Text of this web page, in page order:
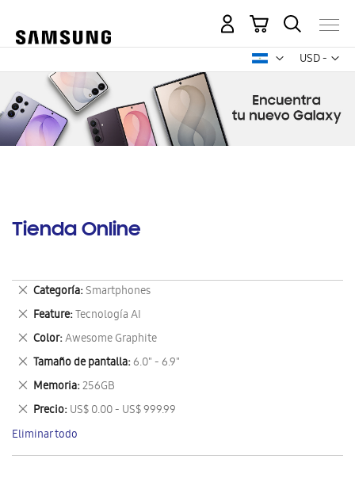
USD -
dólar
Mi carrito
Tienda Online
Categoría Smartphones
Eliminar
este
artículo
Feature Tecnología AI
Eliminar
este
artículo
Color Awesome Graphite
Eliminar
este
artículo
Tamaño de pantalla 6.0" - 6.9"
Eliminar
este
artículo
Memoria 256GB
Eliminar
este
artículo
Precio US$ 0.00 - US$ 999.99
Eliminar
este
artículo
Eliminar todo